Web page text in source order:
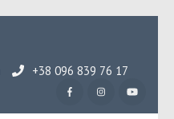
+38 096 839 76 17